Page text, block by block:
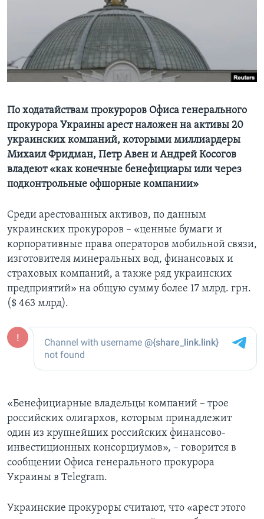
Learning English
СОЦИАЛЬНЫЕ СЕТИ
Языки
По ходатайствам прокуроров Офиса генерального
прокурора Украины арест наложен на активы 20
украинских компаний, которыми миллиардеры
Михаил Фридман, Петр Авен и Андрей Косогов
владеют «как конечные бенефициары или через
подконтрольные офшорные компании»
Среди арестованных активов, по данным
украинских прокуроров – «ценные бумаги и
корпоративные права операторов мобильной связи,
изготовителя минеральных вод, финансовых и
страховых компаний, а также ряд украинских
предприятий» на общую сумму более 17 млрд. грн.
($ 463 млрд).
«Бенефициарные владельцы компаний – трое
российских олигархов, которым принадлежит
один из крупнейших российских финансово-
инвестиционных консорциумов», – говорится в
сообщении Офиса генерального прокурора
Украины в Telegram.
Украинские прокуроры считают, что «арест этого